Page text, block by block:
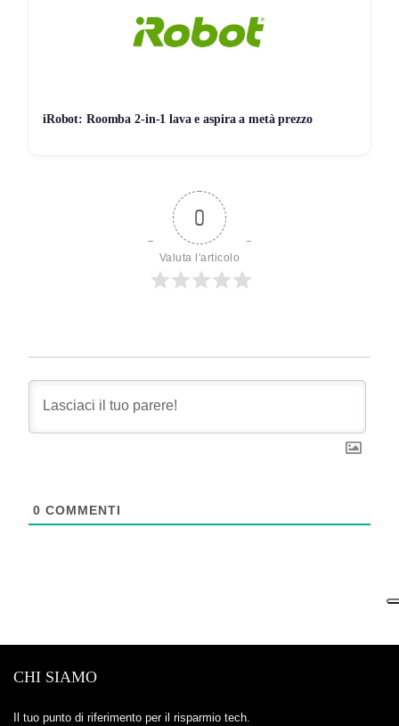
iRobot: Roomba 2-in-1 lava e aspira a metà prezzo
0
Valuta l'articolo
0 COMMENTI
CHI SIAMO
Il tuo punto di riferimento per il risparmio tech.